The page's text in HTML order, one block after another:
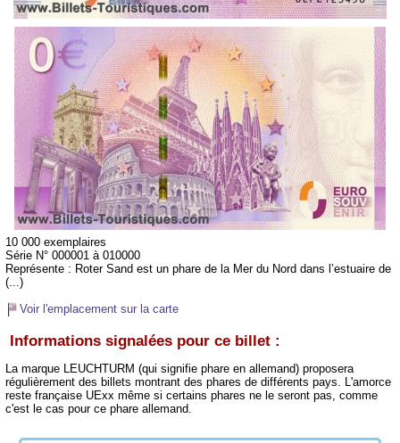
10 000 exemplaires
Série N° 000001 à 010000
Représente : Roter Sand est un phare de la Mer du Nord dans l’estuaire de
(...)
Voir l'emplacement sur la carte
Informations signalées pour ce billet :
La marque LEUCHTURM (qui signifie phare en allemand) proposera
régulièrement des billets montrant des phares de différents pays. L'amorce
reste française UExx même si certains phares ne le seront pas, comme
c'est le cas pour ce phare allemand.